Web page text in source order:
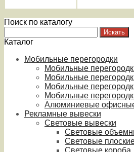
Поиск по каталогу
Каталог
Мобильные перегородки
Мобильные
Мобильные
Мобильные
Мобильные
Алюминиевые
Рекламные вывески
Световые вывески
Световые
Световые
Световые короба